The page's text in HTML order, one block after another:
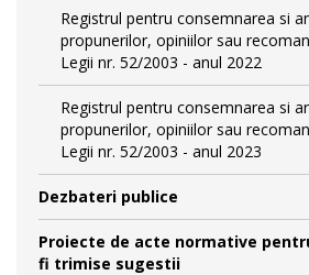
Registrul pentru consemnarea si
propunerilor, opiniilor sau
Legii nr. 52/2003 - anul 2022
Registrul pentru consemnarea si
propunerilor, opiniilor sau
Legii nr. 52/2003 - anul 2023
Dezbateri publice
Proiecte de acte normative
fi trimise sugestii